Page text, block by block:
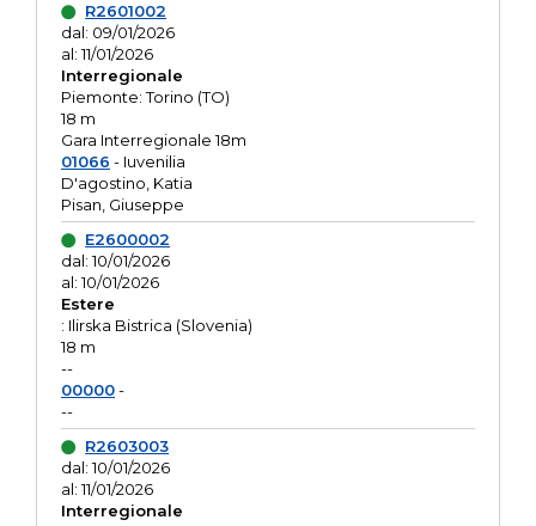
R2601002
dal: 09/01/2026
al: 11/01/2026
Interregionale
Piemonte: Torino (TO)
18 m
Gara Interregionale 18m
01066 - Iuvenilia
D'agostino, Katia
Pisan, Giuseppe
E2600002
dal: 10/01/2026
al: 10/01/2026
Estere
: Ilirska Bistrica (Slovenia)
18 m
--
00000-
--
R2603003
dal: 10/01/2026
al: 11/01/2026
Interregionale